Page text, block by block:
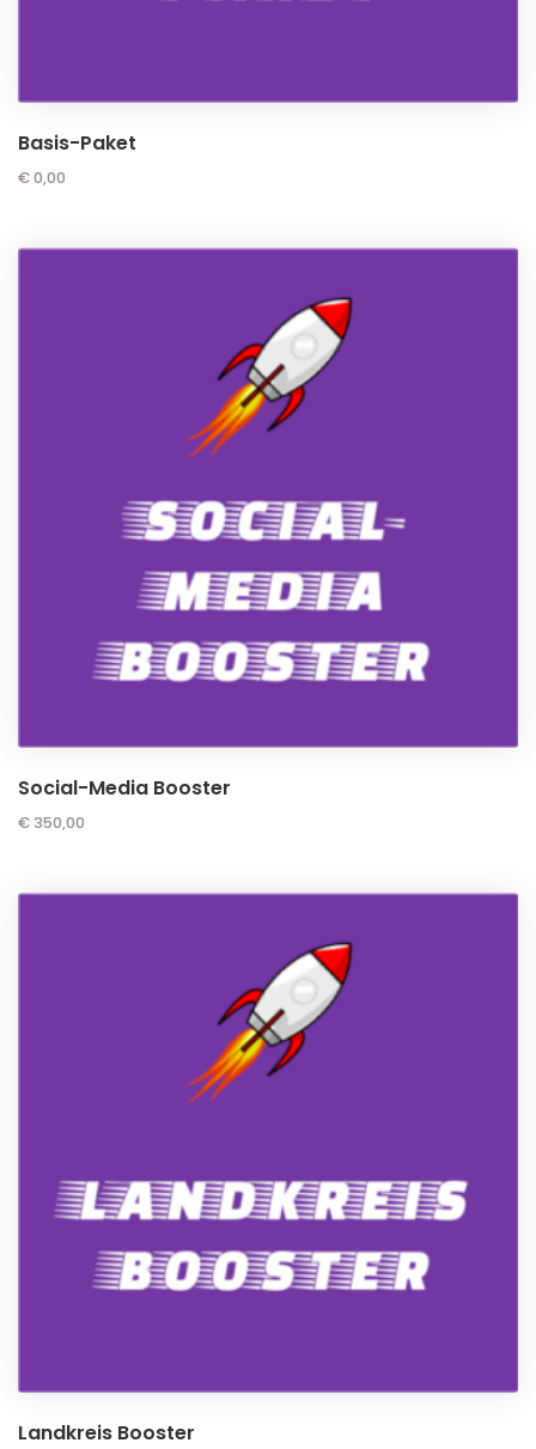
Basis-Paket
€0,00
Social-Media Booster
€ 350,00
Landkreis Booster